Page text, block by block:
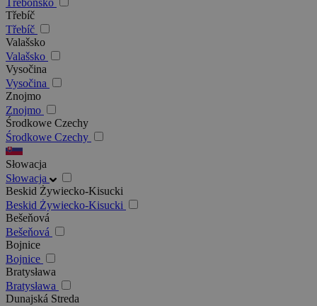
Třeboňsko
Třebíč
Třebíč
Valašsko
Valašsko
Vysočina
Vysočina
Znojmo
Znojmo
Środkowe Czechy
Środkowe Czechy
Słowacja
Słowacja
Beskid Żywiecko-Kisucki
Beskid Żywiecko-Kisucki
Bešeňová
Bešeňová
Bojnice
Bojnice
Bratysława
Bratysława
Dunajská Streda